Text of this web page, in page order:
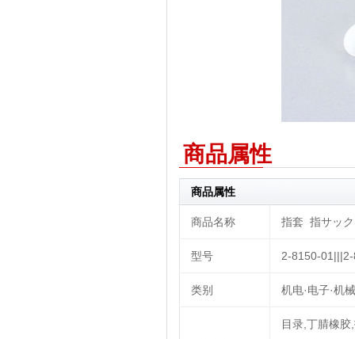
商品属性
商品属性
商品名称 指套 指サッ
型号 2-8150-
类别 机电·电子·机
目录,丁腈橡